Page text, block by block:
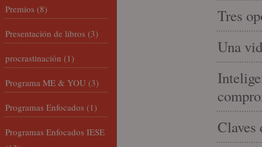
Tres
Una
Claves
Premios (8)
Presentación de libros (3)
procrastinación (1)
Programa ME & YOU (3)
Programas Enfocados (1)
Programas Enfocados IESE